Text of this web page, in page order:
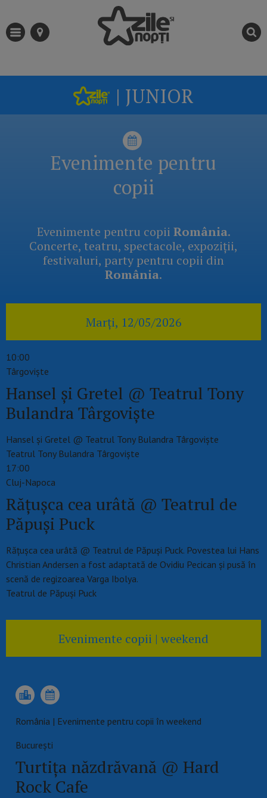
| JUNIOR
Evenimente pentru
copii
Evenimente pentru copii România.
Concerte, teatru, spectacole, expoziții,
festivaluri, party pentru copii din
România.
Marți, 12/05/2026
10:00
Târgoviște
Hansel și Gretel @ Teatrul Tony
Bulandra Târgovişte
Hansel și Gretel @ Teatrul Tony Bulandra Târgovişte
Teatrul Tony Bulandra Târgovişte
17:00
Cluj-Napoca
Răţuşca cea urâtă @ Teatrul de
Păpuși Puck
Răţuşca cea urâtă @ Teatrul de Păpuși Puck. Povestea lui Hans
Christian Andersen a fost adaptată de Ovidiu Pecican şi pusă în
scenă de regizoarea Varga Ibolya.
Teatrul de Păpuși Puck
Evenimente copii | weekend
România | Evenimente pentru copii în weekend
Bucureşti
Turtița năzdrăvană @ Hard
Rock Cafe